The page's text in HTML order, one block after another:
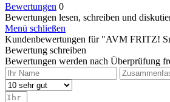
Bewertungen 0
Bewertungen lesen, schreiben und
Menü schließen
Kundenbewertungen für "AVM FRITZ!
Bewertung schreiben
Bewertungen werden nach Überprüfung